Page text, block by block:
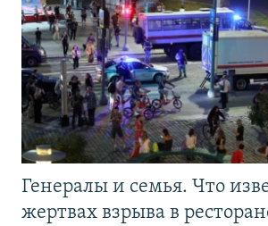
Генералы и семья. Что
жертвах взрыва в